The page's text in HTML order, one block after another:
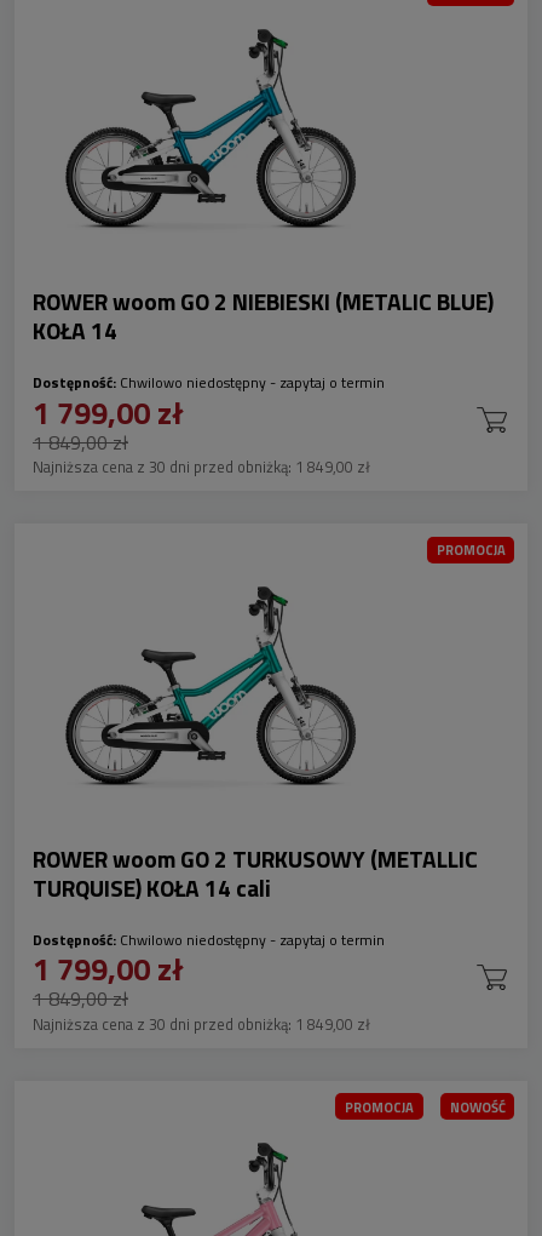
ROWER woom GO 2 NIEBIESKI (METALIC BLUE)
KOŁA 14
Dostępność: Chwilowo niedostępny - zapytaj o termin
1 799,00 zł
1 849,00 zł
Najniższa cena z 30 dni przed obniżką: 1 849,00 zł
ROWER woom GO 2 TURKUSOWY (METALLIC
TURQUISE) KOŁA 14 cali
Dostępność: Chwilowo niedostępny - zapytaj o termin
1 799,00 zł
1 849,00 zł
Najniższa cena z 30 dni przed obniżką: 1 849,00 zł
PROMOCJA
PROMOCJA NOWOŚĆ